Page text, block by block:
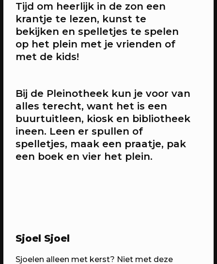
Workshops: Onze stad, ons canvas
Over de workshops tijdens Onze stad,
ons canvas
Tijd om heerlijk in de zon een
krantje te lezen, kunst te
bekijken en spelletjes te spelen
op het plein met je vrienden of
met de kids!
Bij de Pleinotheek kun je voor van
alles terecht, want het is een
buurtuitleen, kiosk en bibliotheek
ineen. Leen er spullen of
spelletjes, maak een praatje, pak
een boek en vier het plein.
Sjoel Sjoel
Sjoelen alleen met kerst? Niet met deze